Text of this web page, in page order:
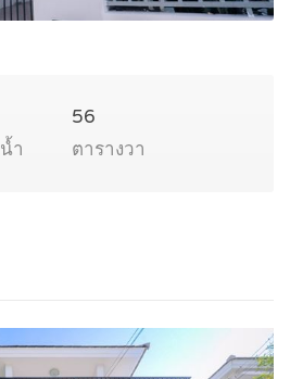
ำ
56
ตารางวา